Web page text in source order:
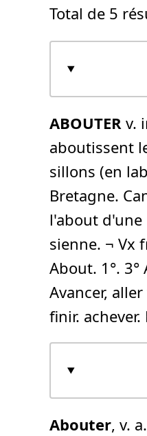
Total de 5
ABOUTER v.
aboutissent
sillons (en
Bretagne.
l'about d'une
sienne. ¬ Vx
About. 1°.
Avancer,
finir.
Abouter, v. a.